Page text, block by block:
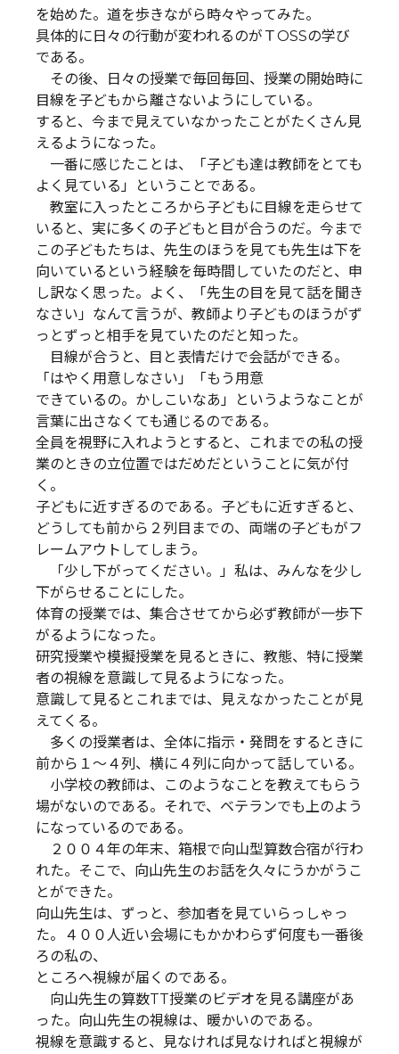
を始めた。道を歩きながら時々やってみた。
具体的に日々の行動が変われるのがＴOSSの学び
である。
その後、日々の授業で毎回毎回、授業の開始時に
目線を子どもから離さないようにしている。
すると、今まで見えていなかったことがたくさん見
えるようになった。
一番に感じたことは、「子ども達は教師をとても
よく見ている」ということである。
教室に入ったところから子どもに目線を走らせて
いると、実に多くの子どもと目が合うのだ。今まで
この子どもたちは、先生のほうを見ても先生は下を
向いているという経験を毎時間していたのだと、申
し訳なく思った。よく、「先生の目を見て話を聞き
なさい」なんて言うが、教師より子どものほうがず
っとずっと相手を見ていたのだと知った。
目線が合うと、目と表情だけで会話ができる。
「はやく用意しなさい」「もう用意
できているの。かしこいなあ」というようなことが
言葉に出さなくても通じるのである。
全員を視野に入れようとすると、これまでの私の授
業のときの立位置ではだめだということに気が付
く。
子どもに近すぎるのである。子どもに近すぎると、
どうしても前から２列目までの、両端の子どもがフ
レームアウトしてしまう。
「少し下がってください。」私は、みんなを少し
下がらせることにした。
体育の授業では、集合させてから必ず教師が一歩下
がるようになった。
研究授業や模擬授業を見るときに、教態、特に授業
者の視線を意識して見るようになった。
意識して見るとこれまでは、見えなかったことが見
えてくる。
多くの授業者は、全体に指示・発問をするときに
前から１～４列、横に４列に向かって話している。
小学校の教師は、このようなことを教えてもらう
場がないのである。それで、ベテランでも上のよう
になっているのである。
２００４年の年末、箱根で向山型算数合宿が行わ
れた。そこで、向山先生のお話を久々にうかがうこ
とができた。
向山先生は、ずっと、参加者を見ていらっしゃっ
た。４００人近い会場にもかかわらず何度も一番後
ろの私の、
ところへ視線が届くのである。
向山先生の算数TT授業のビデオを見る講座があ
った。向山先生の視線は、暖かいのである。
視線を意識すると、見なければ見なければと視線が